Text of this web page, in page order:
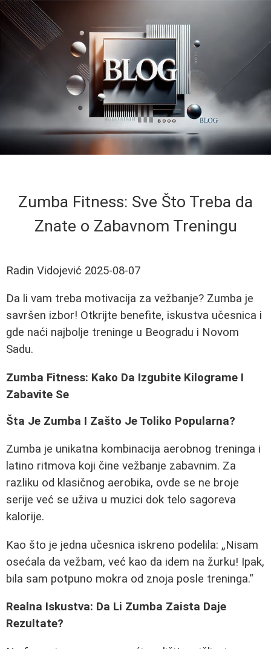
Zumba Fitness: Sve Što Treba da
Znate o Zabavnom Treningu
Radin Vidojević 2025-08-07
Da li vam treba motivacija za vežbanje? Zumba je
savršen izbor! Otkrijte benefite, iskustva učesnica i
gde naći najbolje treninge u Beogradu i Novom
Sadu.
Zumba Fitness: Kako Da Izgubite Kilograme I
Zabavite Se
Šta Je Zumba I Zašto Je Toliko Popularna?
Zumba je unikatna kombinacija aerobnog treninga i
latino ritmova koji čine vežbanje zabavnim. Za
razliku od klasičnog aerobika, ovde se ne broje
serije već se uživa u muzici dok telo sagoreva
kalorije.
Kao što je jedna učesnica iskreno podelila:
Nisam
osećala da vežbam, već kao da idem na žurku! Ipak,
bila sam potpuno mokra od znoja posle treninga.
Realna Iskustva: Da Li Zumba Zaista Daje
Rezultate?